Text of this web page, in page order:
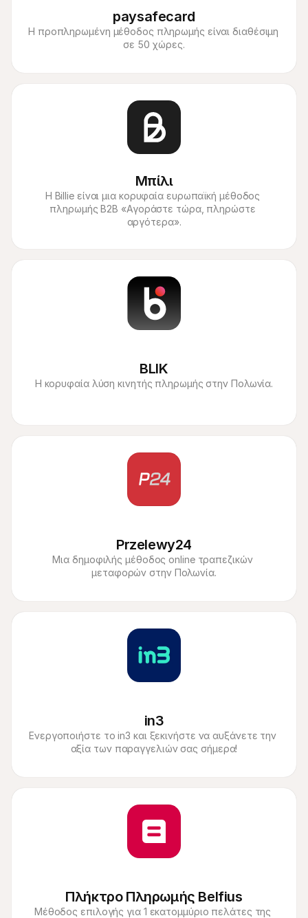
paysafecard
Η προπληρωμένη μέθοδος πληρωμής είναι διαθέσιμη
σε 50 χώρες.
Μπίλι
Η Billie είναι μια κορυφαία ευρωπαϊκή μέθοδος
πληρωμής B2B «Αγοράστε τώρα, πληρώστε
αργότερα».
BLIK
Η κορυφαία λύση κινητής πληρωμής στην Πολωνία.
Przelewy24
Μια δημοφιλής μέθοδος online τραπεζικών
μεταφορών στην Πολωνία.
in3
Ενεργοποιήστε το in3 και ξεκινήστε να αυξάνετε την
αξία των παραγγελιών σας σήμερα!
Πλήκτρο Πληρωμής Belfius
Μέθοδος επιλογής για 1 εκατομμύριο πελάτες της